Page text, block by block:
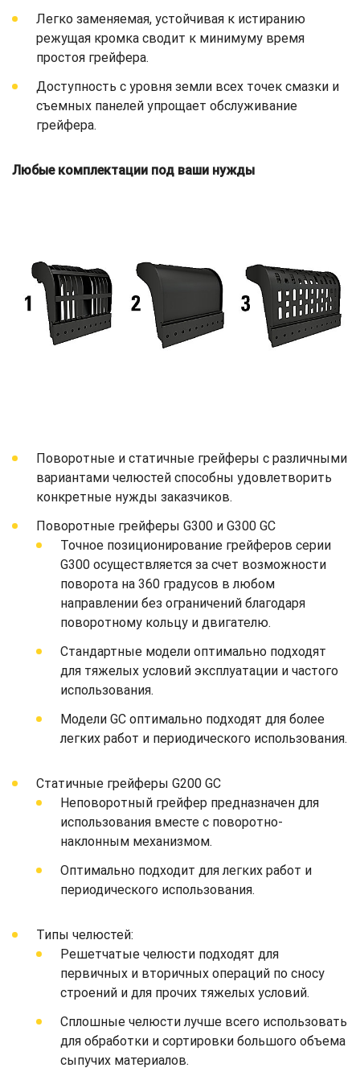
Легко заменяемая, устойчивая к истиранию
режущая кромка сводит к минимуму время
простоя грейфера.
Доступность с уровня земли всех точек смазки и
съемных панелей упрощает обслуживание
грейфера.
Любые комплектации под ваши нужды
Поворотные и статичные грейферы с различными
вариантами челюстей способны удовлетворить
конкретные нужды заказчиков.
Поворотные грейферы G300 и G300 GC
Точное позиционирование грейферов серии
G300 осуществляется за счет возможности
поворота на 360 градусов в любом
направлении без ограничений благодаря
поворотному кольцу и двигателю.
Стандартные модели оптимально подходят
для тяжелых условий эксплуатации и частого
использования.
Модели GC оптимально подходят для более
легких работ и периодического использования.
Статичные грейферы G200 GC
Неповоротный грейфер предназначен для
использования вместе с поворотно-
наклонным механизмом.
Оптимально подходит для легких работ и
периодического использования.
Типы челюстей:
Решетчатые челюсти подходят для
первичных и вторичных операций по сносу
строений и для прочих тяжелых условий.
Сплошные челюсти лучше всего использовать
для обработки и сортировки большого объема
сыпучих материалов.